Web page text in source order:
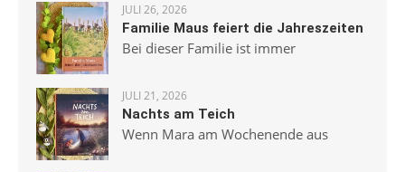
JULI 26, 2026
Familie Maus feiert die Jahreszeiten
Bei dieser Familie ist immer
JULI 21, 2026
Nachts am Teich
Wenn Mara am Wochenende aus